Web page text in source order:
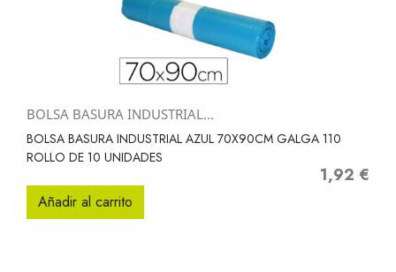
BOLSA BASURA INDUSTRIAL...
BOLSA BASURA INDUSTRIAL AZUL 70X90CM GALGA 110
ROLLO DE 10 UNIDADES
Precio
1,92 €
Añadir al carrito